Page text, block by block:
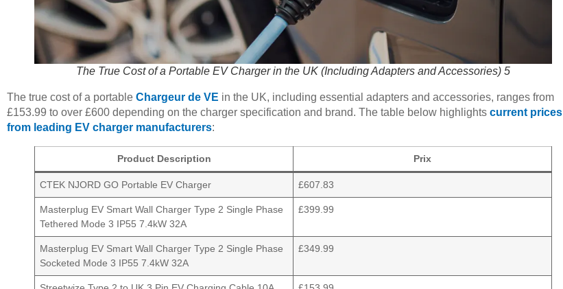
The True Cost of a Portable EV Charger in the UK (Including Adapters and Accessories) 5
The true cost of a portable Chargeur de VE in the UK, including essential adapters and accessories, ranges from
£153.99 to over £600 depending on the charger specification and brand. The table below highlights current prices
from leading EV charger manufacturers:
Product Description Prix
CTEK NJORD GO Portable EV Charger £607.83
Masterplug EV Smart Wall Charger Type 2 Single Phase
Tethered Mode 3 IP55 7.4kW 32A
£399.99
Masterplug EV Smart Wall Charger Type 2 Single Phase
Socketed Mode 3 IP55 7.4kW 32A
£349.99